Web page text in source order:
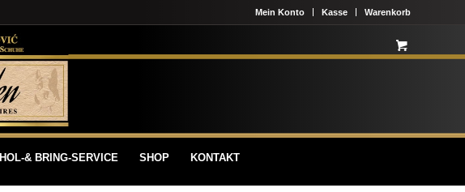
Mein Konto Kasse Warenkorb
HOL-& BRING-SERVICE SHOP KONTAKT